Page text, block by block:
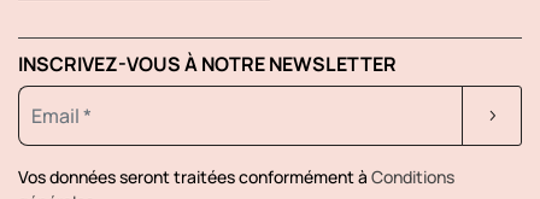
INSCRIVEZ-VOUS À NOTRE NEWSLETTER
Vos données seront traitées conformément à Conditions